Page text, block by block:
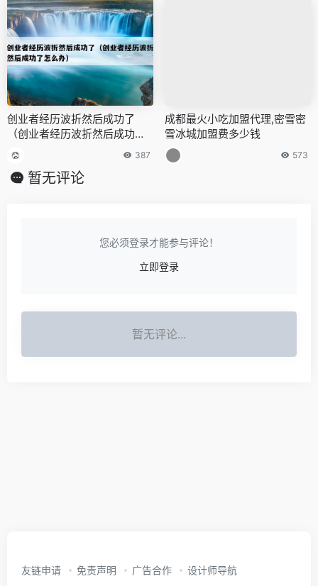
创业者经历波折然后成功了
（创业者经历波折然后成功了
怎么办）
387
成都最火小吃加盟代理,密雪密
雪冰城加盟费多少钱
573
暂无评论
您必须登录才能参与评论！
立即登录
暂无评论...
友链申请 免责声明 广告合作 设计师导航